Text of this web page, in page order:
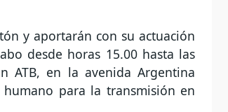
y aportarán con su actuación
desde horas 15.00 hasta las
ATB, en la avenida Argentina
para la transmisión en